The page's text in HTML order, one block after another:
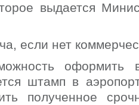
выдается
если нет
штамп в
полученное